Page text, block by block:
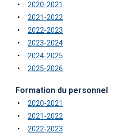
2020-2021
2021-2022
2022-2023
2023-2024
2024-2025
2025-2026
Formation du personnel
2020-2021
2021-2022
2022-2023